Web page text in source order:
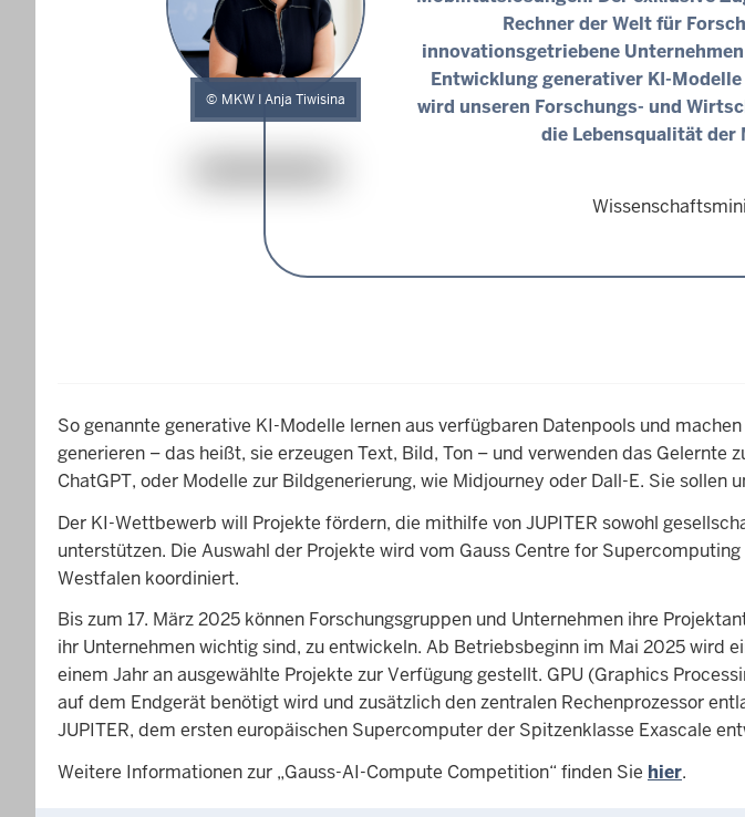
MKW I Anja Tiwisina
Rechner der Welt für
innovationsgetriebene
Entwicklung generativer KI-
wird unseren Forschungs- und
die Lebensqualität der
So genannte generative KI-Modelle lernen aus verfügbaren Datenpools und
generieren – das heißt, sie erzeugen Text, Bild, Ton – und verwenden das
ChatGPT, oder Modelle zur Bildgenerierung, wie Midjourney oder Dall-E. Sie
Der KI-Wettbewerb will Projekte fördern, die mithilfe von JUPITER sowohl
unterstützen. Die Auswahl der Projekte wird vom Gauss Centre for
Westfalen koordiniert.
Bis zum 17. März 2025 können Forschungsgruppen und Unternehmen ihre
ihr Unternehmen wichtig sind, zu entwickeln. Ab Betriebsbeginn im Mai 2025 wird
einem Jahr an ausgewählte Projekte zur Verfügung gestellt. GPU (Graphics
auf dem Endgerät benötigt wird und zusätzlich den zentralen Rechenprozessor
JUPITER, dem ersten europäischen Supercomputer der Spitzenklasse Exascale
Weitere Informationen zur „Gauss-AI-Compute Competition“ finden Sie hier.